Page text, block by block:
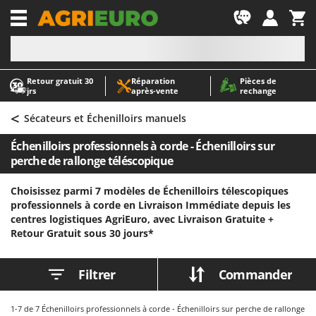
Retour gratuit 30
jrs
Réparation
après‑vente
Pièces de
rechange
-1
A
Abris de jardin
Accessoires pour tracteurs tondeuses autoportés
Aérateurs Scarificateurs pour gazon
Arracheuses de pommes de terre pour tracteur
Aspirateurs à cendres
Aspirateurs à feuilles sur roues
Aspirateurs de piscine
Atomiseurs agricoles pour tracteurs
Atomiseurs pour traitements
A
AgriEuro Premium
AgriEuro TOP-LINE
AGT
Airmec
AL-KO
Alpina
Ama
< Sécateurs et Échenilloirs manuels
Échenilloirs professionnels à corde - Échenilloirs sur
perche de rallonge téléscopique
Choisissez parmi 7 modèles de Échenilloirs télescopiques
professionnels à corde en Livraison Immédiate depuis les
centres logistiques AgriEuro, avec Livraison Gratuite +
Retour Gratuit sous 30 jours*
Filtrer Commander
1-7 de 7 Échenilloirs professionnels à corde - Échenilloirs sur perche de rallonge